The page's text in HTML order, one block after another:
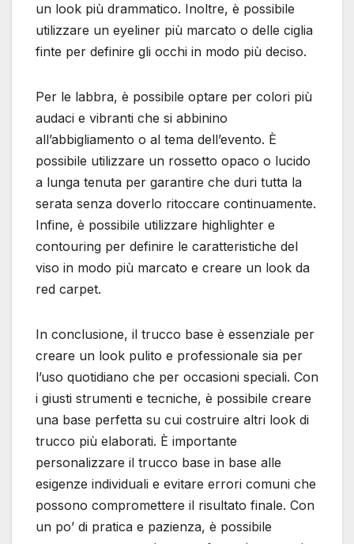
un look più drammatico. Inoltre, è possibile
utilizzare un eyeliner più marcato o delle ciglia
finte per definire gli occhi in modo più deciso.
Per le labbra, è possibile optare per colori più
audaci e vibranti che si abbinino
all’abbigliamento o al tema dell’evento. È
possibile utilizzare un rossetto opaco o lucido
a lunga tenuta per garantire che duri tutta la
serata senza doverlo ritoccare continuamente.
Infine, è possibile utilizzare highlighter e
contouring per definire le caratteristiche del
viso in modo più marcato e creare un look da
red carpet.
In conclusione, il trucco base è essenziale per
creare un look pulito e professionale sia per
l’uso quotidiano che per occasioni speciali. Con
i giusti strumenti e tecniche, è possibile creare
una base perfetta su cui costruire altri look di
trucco più elaborati. È importante
personalizzare il trucco base in base alle
esigenze individuali e evitare errori comuni che
possono compromettere il risultato finale. Con
un po’ di pratica e pazienza, è possibile